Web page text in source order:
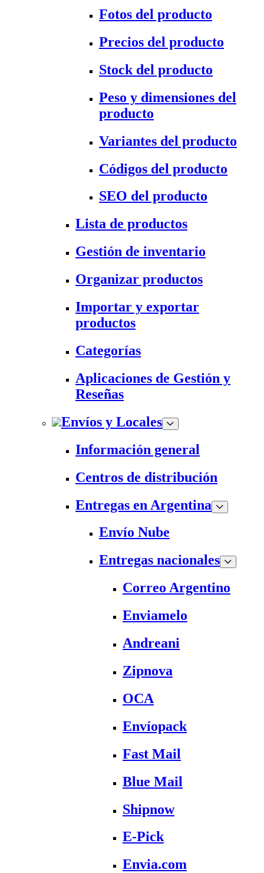
Fotos del producto
Precios del producto
Stock del producto
Peso y dimensiones del
producto
Variantes del producto
Códigos del producto
SEO del producto
Lista de productos
Gestión de inventario
Organizar productos
Importar y exportar
productos
Categorías
Aplicaciones de Gestión y
Reseñas
Envíos y Locales
Información general
Centros de distribución
Entregas en Argentina
Envío Nube
Entregas nacionales
Correo Argentino
Enviamelo
Andreani
Zipnova
OCA
Envíopack
Fast Mail
Blue Mail
Shipnow
E-Pick
Envia.com